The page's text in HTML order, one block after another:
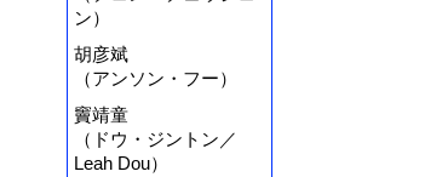
ン）
胡彦斌
（アンソン・フー）
竇靖童
（ドウ・ジントン／
Leah Dou）